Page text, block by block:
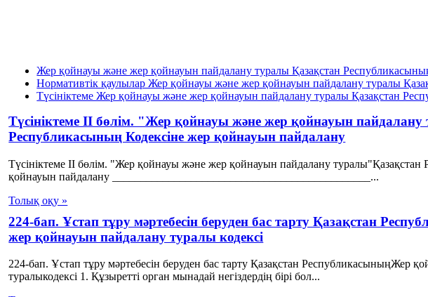
Жер қойнауы және жер қойнауын пайдалану туралы Қазақстан
Нормативтік қаулылар Жер қойнауы және жер қойнауын пайдалану туралы
Түсініктеме Жер қойнауы және жер қойнауын пайдалану туралы Қазақстан
Түсініктеме II бөлім. "Жер қойнауы және жер қойнауын
Республикасының Кодексіне жер қойнауын пайдалану
Түсініктеме II бөлім. "Жер қойнауы және жер қойнауын пайдалану туралы"Қазақстан
қойнауын пайдалану ______________________________________________...
Толық оқу »
224-бап. Ұстап тұру мәртебесін беруден бас тарту Қазақстан
жер қойнауын пайдалану туралы кодексі
224-бап. Ұстап тұру мәртебесін беруден бас тарту Қазақстан РеспубликасыныңЖер
туралыкодексі 1. Құзыретті орган мынадай негіздердің бірі бол...